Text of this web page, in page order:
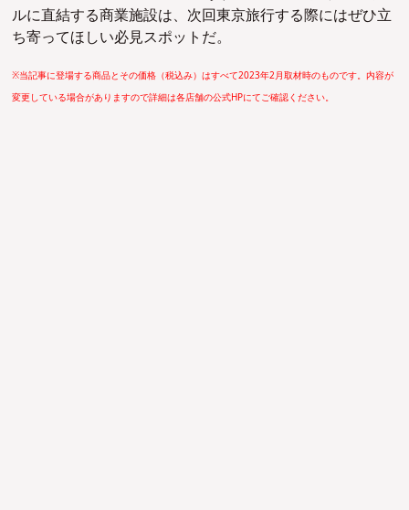
ルに直結する商業施設は、次回東京旅行する際にはぜひ立
ち寄ってほしい必見スポットだ。
※当記事に登場する商品とその価格（税込み）はすべて2023年2月取材時のものです。内容が
変更している場合がありますので詳細は各店舗の公式HPにてご確認ください。